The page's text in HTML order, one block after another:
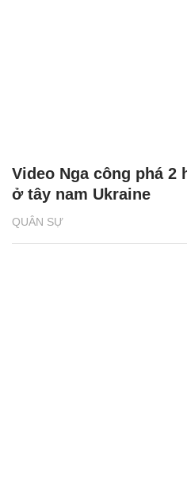
QUÂN SỰ
Video Nga công phá 2
ở tây nam Ukraine